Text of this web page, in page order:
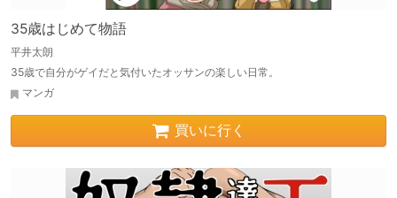
35歳はじめて物語
平井太朗
35歳で自分がゲイだと気付いたオッサンの楽しい日常。
マンガ
買いに行く